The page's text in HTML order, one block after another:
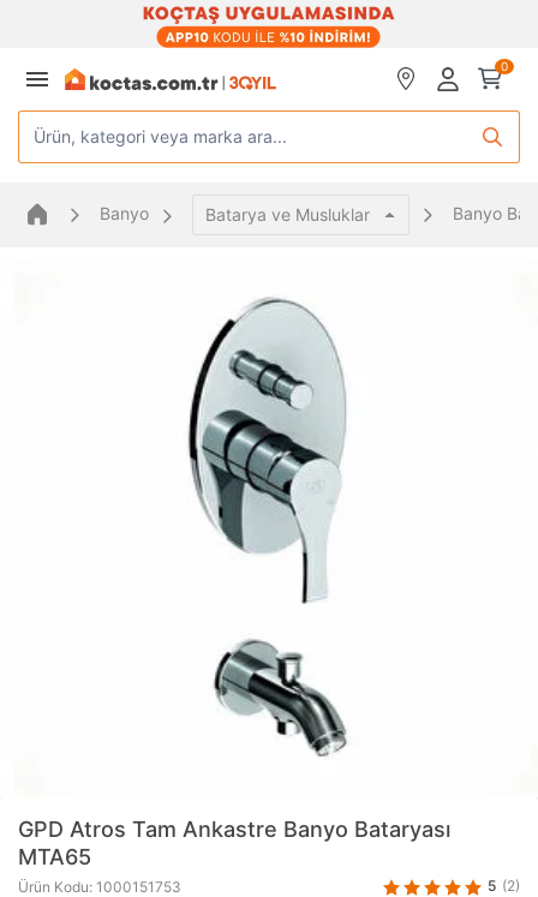
0
Ürün, kategori veya marka ara...
Banyo Batarya ve Musluklar Banyo
GPD Atros Tam Ankastre Banyo Bataryası
MTA65
Ürün Kodu: 1000151753 5 (2)